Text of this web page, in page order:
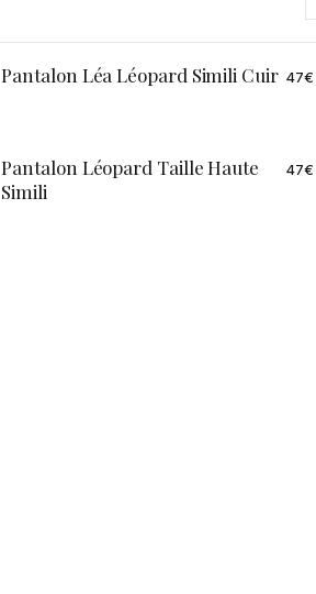
Pantalon Léa Léopard Simili Cuir 47€
Pantalon Léopard Taille Haute
Simili
47€